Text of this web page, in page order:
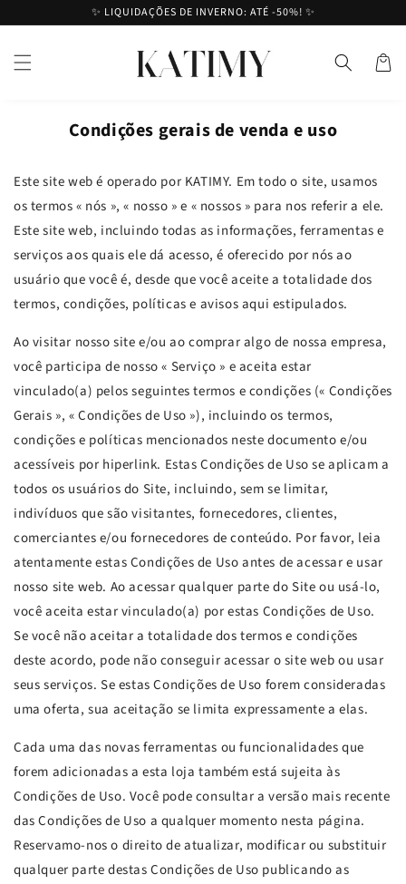
✨ LIQUIDAÇÕES DE INVERNO: ATÉ -50%! ✨
Cesto
Condições gerais de venda e uso
Este site web é operado por KATIMY. Em todo o site, usamos
os termos « nós », « nosso » e « nossos » para nos referir a ele.
Este site web, incluindo todas as informações, ferramentas e
serviços aos quais ele dá acesso, é oferecido por nós ao
usuário que você é, desde que você aceite a totalidade dos
termos, condições, políticas e avisos aqui estipulados.
Ao visitar nosso site e/ou ao comprar algo de nossa empresa,
você participa de nosso « Serviço » e aceita estar
vinculado(a) pelos seguintes termos e condições (« Condições
Gerais », « Condições de Uso »), incluindo os termos,
condições e políticas mencionados neste documento e/ou
acessíveis por hiperlink. Estas Condições de Uso se aplicam a
todos os usuários do Site, incluindo, sem se limitar,
indivíduos que são visitantes, fornecedores, clientes,
comerciantes e/ou fornecedores de conteúdo. Por favor, leia
atentamente estas Condições de Uso antes de acessar e usar
nosso site web. Ao acessar qualquer parte do Site ou usá-lo,
você aceita estar vinculado(a) por estas Condições de Uso.
Se você não aceitar a totalidade dos termos e condições
deste acordo, pode não conseguir acessar o site web ou usar
seus serviços. Se estas Condições de Uso forem consideradas
uma oferta, sua aceitação se limita expressamente a elas.
Cada uma das novas ferramentas ou funcionalidades que
forem adicionadas a esta loja também está sujeita às
Condições de Uso. Você pode consultar a versão mais recente
das Condições de Uso a qualquer momento nesta página.
Reservamo-nos o direito de atualizar, modificar ou substituir
qualquer parte destas Condições de Uso publicando as